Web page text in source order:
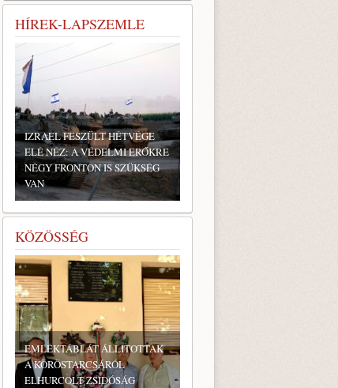
HÍREK-LAPSZEMLE
IZRAEL FESZÜLT HÉTVÉGE
ELÉ NÉZ: A VÉDELMI ERŐKRE
NÉGY FRONTON IS SZÜKSÉG
VAN
KÖZÖSSÉG
EMLÉKTÁBLÁT ÁLLÍTOTTAK
A KÖRÖSTARCSÁRÓL
ELHURCOLT ZSIDÓSÁG